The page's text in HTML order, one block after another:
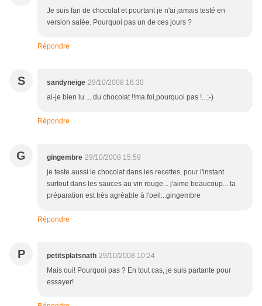
Je suis fan de chocolat et pourtant je n'ai jamais testé en
version salée. Pourquoi pas un de ces jours ?
Répondre
S sandyneige 29/10/2008 16:30
ai-je bien lu ... du chocolat !!ma foi,pourquoi pas !...;-)
Répondre
G gingembre 29/10/2008 15:59
je teste aussi le chocolat dans les recettes, pour l'instant
surtout dans les sauces au vin rouge... j'aime beaucoup... ta
préparation est très agréable à l'oeil...gingembre
Répondre
P petitsplatsnath 29/10/2008 10:24
Mais oui! Pourquoi pas ? En tout cas, je suis partante pour
essayer!